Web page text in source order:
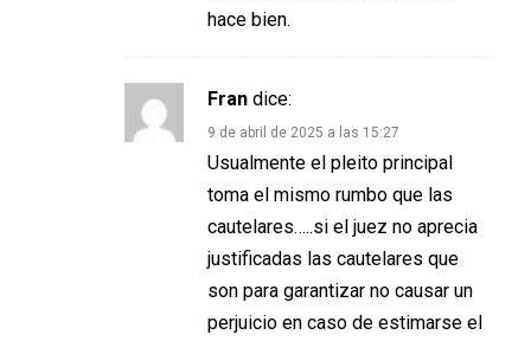
hace bien.
Fran dice:
9 de abril de 2025 a las 15:27
Usualmente el pleito principal
toma el mismo rumbo que las
cautelares…..si el juez no aprecia
justificadas las cautelares que
son para garantizar no causar un
perjuicio en caso de estimarse el